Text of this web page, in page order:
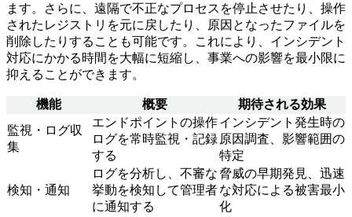
ます。さらに、遠隔で不正なプロセスを停止させたり、操作
されたレジストリを元に戻したり、原因となったファイルを
削除したりすることも可能です。これにより、インシデント
対応にかかる時間を大幅に短縮し、事業への影響を最小限に
抑えることができます。
機能 概要
期待される効果
監視・ログ収
集
エンドポイントの操作
ログを常時監視・記録
する
インシデント発生時の
原因調査、影響範囲の
特定
検知・通知
ログを分析し、不審な
挙動を検知して管理者
に通知する
脅威の早期発見、迅速
な対応による被害最小
化